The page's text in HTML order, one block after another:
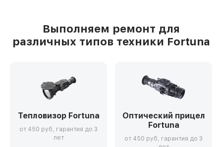
Выполняем ремонт для
различных типов техники Fortuna
Тепловизор Fortuna
от 450 руб, гарантия до 3
лет
Оптический прицел
Fortuna
от 450 руб, гарантия до 3